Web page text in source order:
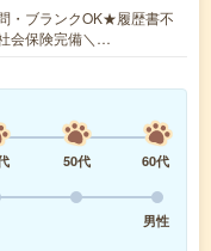
・ブランクOK★履歴書不
会保険完備＼…
50代
60代
男性